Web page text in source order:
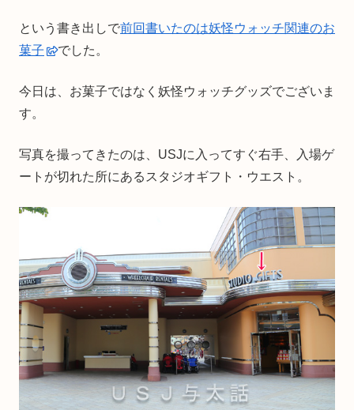
という書き出しで前回書いたのは妖怪ウォッチ関連のお
菓子
でした。
今日は、お菓子ではなく妖怪ウォッチグッズでございま
す。
写真を撮ってきたのは、USJに入ってすぐ右手、入場ゲ
ートが切れた所にあるスタジオギフト・ウエスト。